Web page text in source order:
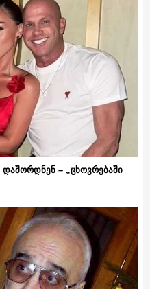
– „ცხოვრებაში